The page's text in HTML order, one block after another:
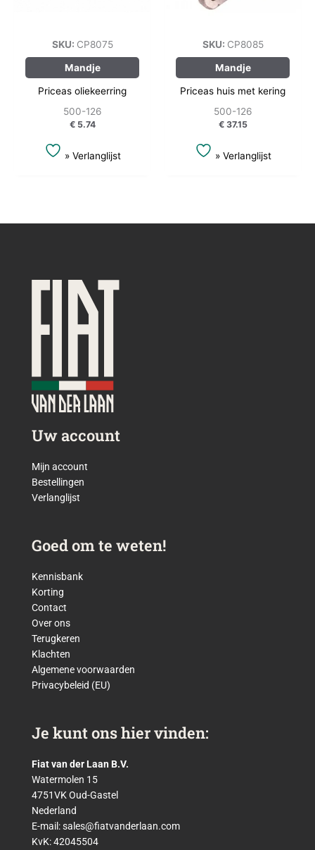
SKU: CP8075
Mandje
Priceas oliekeerring
500-126
€5.74
» Verlanglijst
SKU: CP8085
Mandje
Priceas huis met kering
500-126
€37.15
» Verlanglijst
Uw account
Mijn account
Bestellingen
Verlanglijst
Goed om te weten!
Kennisbank
Korting
Contact
Over ons
Terugkeren
Klachten
Algemene voorwaarden
Privacybeleid (EU)
Je kunt ons hier vinden:
Fiat van der Laan B.V.
Watermolen 15
4751VK Oud-Gastel
Nederland
E-mail:sales@fiatvanderlaan.com
KvK: 42045504